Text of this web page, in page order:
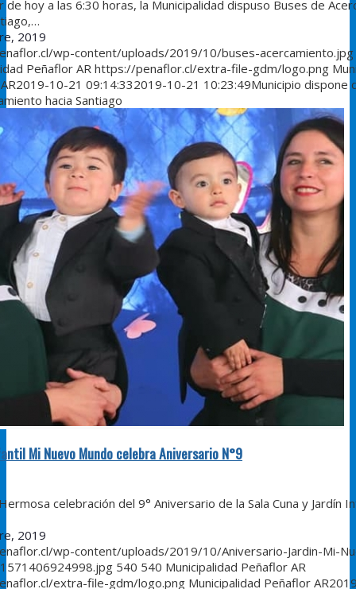
hoy a las 6:30 horas, la Municipalidad dispuso Buses de
2019
wp-content/uploads/2019/10/buses-acercamiento.jpg
Peñaflor AR https://penaflor.cl/extra-file-gdm/logo.png
2019-10-21 09:14:332019-10-21 10:23:49Municipio dispone
hacia Santiago
Mi Nuevo Mundo celebra Aniversario N°9
celebración del 9° Aniversario de la Sala Cuna y Jardín
2019
wp-content/uploads/2019/10/Aniversario-Jardin-Mi-
540 540 Municipalidad Peñaflor AR
extra-file-gdm/logo.png Municipalidad Peñaflor AR